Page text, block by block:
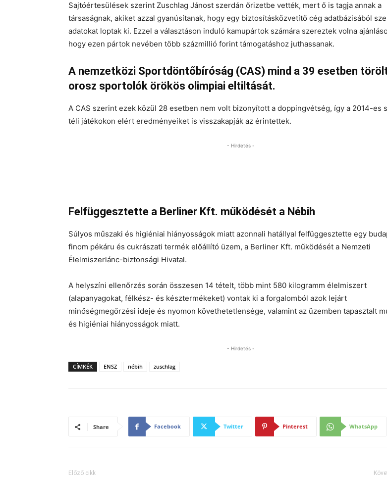
Sajtóértesülések szerint Zuschlag Jánost szerdán őrizetbe vették, mert ő is tagja annak a
társaságnak, akiket azzal gyanúsítanak, hogy egy biztosításközvetítő cég adatbázisából
adatokat loptak ki. Ezzel a választáson induló kamupártok számára szereztek volna
hogy ezen pártok nevében több százmillió forint támogatáshoz juthassanak.
A nemzetközi Sportdöntőbíróság (CAS) mind a 39 esetben
orosz sportolók örökös olimpiai eltiltását.
A CAS szerint ezek közül 28 esetben nem volt bizonyított a doppingvétség, így a 2014-es
téli játékokon elért eredményeiket is visszakapják az érintettek.
- Hirdetés -
Felfüggesztette a Berliner Kft. működését a Nébih
Súlyos műszaki és higiéniai hiányosságok miatt azonnali hatállyal felfüggesztette egy
finom pékáru és cukrászati termék előállító üzem, a Berliner Kft. működését a Nemzeti
Élelmiszerlánc-biztonsági Hivatal.
A helyszíni ellenőrzés során összesen 14 tételt, több mint 580 kilogramm élelmiszert
(alapanyagokat, félkész- és késztermékeket) vontak ki a forgalomból azok lejárt
minőségmegőrzési ideje és nyomon követhetetlensége, valamint az üzemben tapasztalt
és higiéniai hiányosságok miatt.
- Hirdetés -
CÍMKÉK ENSZ nébih zuschlag
Share Facebook Twitter Pinterest WhatsApp
Előző cikk